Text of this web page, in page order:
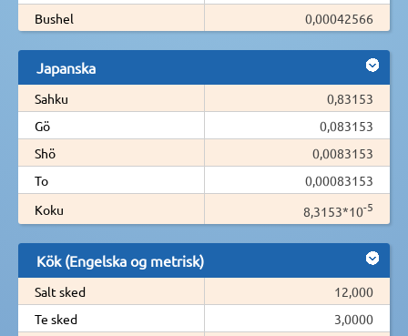
Bushel
0,00042566
Japanska
Sahku
0,83153
Gö
0,083153
Shö
0,0083153
To
0,00083153
Koku
8,3153*10-5
Kök (Engelska og metrisk)
Salt sked
12,000
Te sked
3,0000